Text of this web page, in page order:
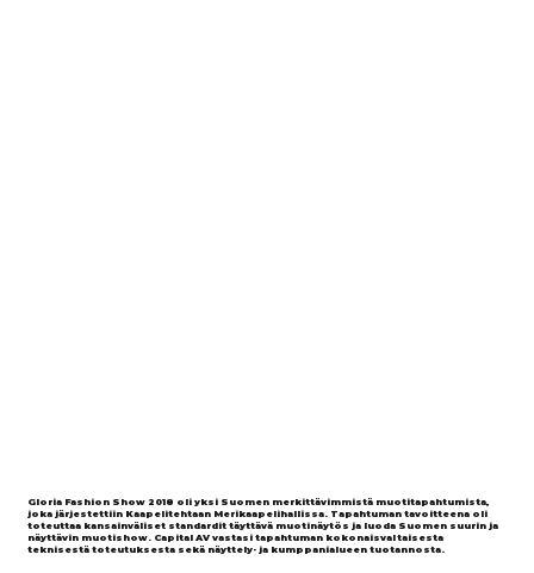
Gloria Fashion Show 2018 oli yksi Suomen merkittävimmistä muotitapahtumista,
joka järjestettiin Kaapelitehtaan Merikaapelihallissa. Tapahtuman tavoitteena oli
toteuttaa kansainväliset standardit täyttävä muotinäytös ja luoda Suomen suurin ja
näyttävin muotishow. Capital AV vastasi tapahtuman kokonaisvaltaisesta
teknisestä toteutuksesta sekä näyttely- ja kumppanialueen tuotannosta.